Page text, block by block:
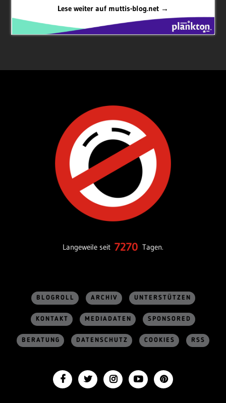
Lese weiter auf muttis-blog.net →
Langeweile seit 7270 Tagen.
BLOGROLL ARCHIV UNTERSTÜTZEN
KONTAKT MEDIADATEN SPONSORED
BERATUNG DATENSCHUTZ COOKIES RSS